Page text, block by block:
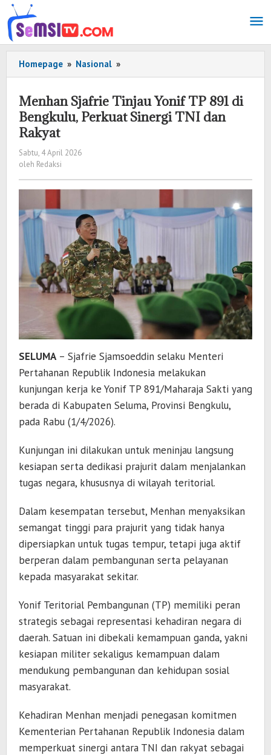
Lewati
ke
konten
Homepage » Nasional »
Sjafrie
Yonif
TP
Sinergi
dan
Rakyat
Menhan Sjafrie Tinjau Yonif TP 891 di
Bengkulu, Perkuat Sinergi TNI dan
Rakyat
Sabtu, 4 April 2026
oleh Redaksi
SELUMA – Sjafrie Sjamsoeddin selaku Menteri
Pertahanan Republik Indonesia melakukan
kunjungan kerja ke Yonif TP 891/Maharaja Sakti yang
berada di Kabupaten Seluma, Provinsi Bengkulu,
pada Rabu (1/4/2026).
Kunjungan ini dilakukan untuk meninjau langsung
kesiapan serta dedikasi prajurit dalam menjalankan
tugas negara, khususnya di wilayah teritorial.
Dalam kesempatan tersebut, Menhan menyaksikan
semangat tinggi para prajurit yang tidak hanya
dipersiapkan untuk tugas tempur, tetapi juga aktif
berperan dalam pembangunan serta pelayanan
kepada masyarakat sekitar.
Yonif Teritorial Pembangunan (TP) memiliki peran
strategis sebagai representasi kehadiran negara di
daerah. Satuan ini dibekali kemampuan ganda, yakni
kesiapan militer sekaligus kemampuan dalam
mendukung pembangunan dan kehidupan sosial
masyarakat.
Kehadiran Menhan menjadi penegasan komitmen
Kementerian Pertahanan Republik Indonesia dalam
memperkuat sinergi antara TNI dan rakyat sebagai